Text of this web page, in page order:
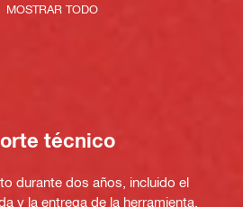
MOSTRAR TODO
técnico
durante dos años, incluido el
y la entrega de la herramienta.